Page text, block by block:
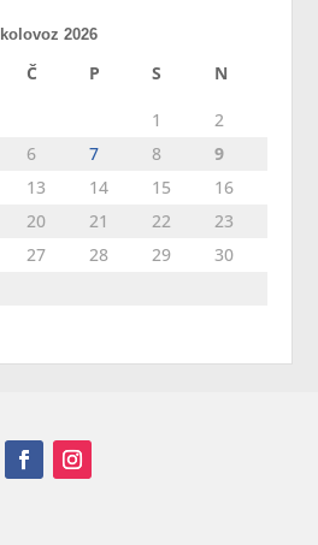
kolovoz 2026
Č P S N
1
2
6 7 8
9
13 14 15
16
20 21 22
23
27 28 29
30